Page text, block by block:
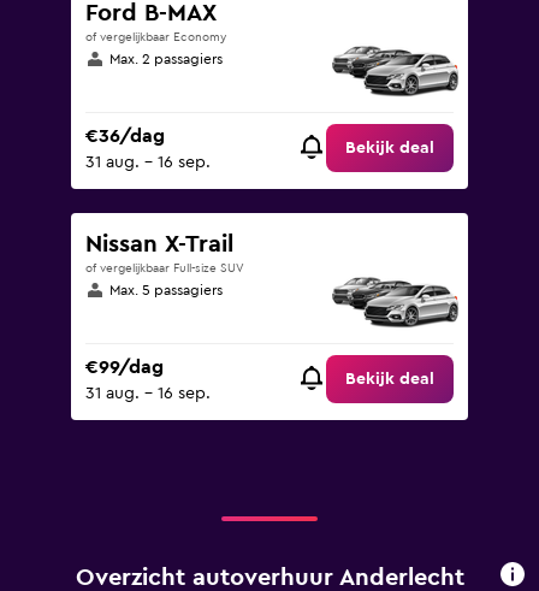
Ford B-MAX
of vergelijkbaar Economy
Max. 2 passagiers
€36/dag
31 aug. - 16 sep.
Bekijk deal
Nissan X-Trail
of vergelijkbaar Full-size SUV
Max. 5 passagiers
€99/dag
31 aug. - 16 sep.
Bekijk deal
Overzicht autoverhuur Anderlecht